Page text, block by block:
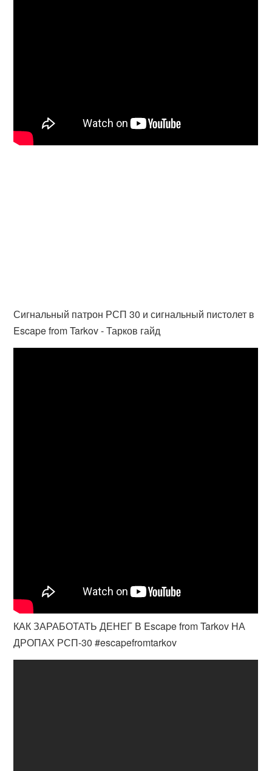
Сигнальный патрон РСП 30 и сигнальный пистолет в
Escape from Tarkov - Тарков гайд
КАК ЗАРАБОТАТЬ ДЕНЕГ В Escape from Tarkov НА
ДРОПАХ РСП-30 #escapefromtarkov